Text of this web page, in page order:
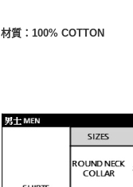
材質：100% COTTON